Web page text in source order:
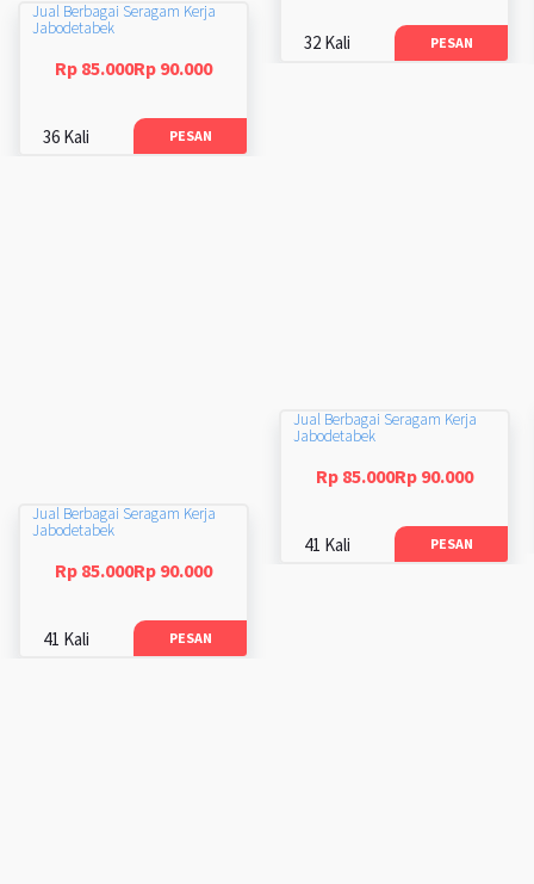
32 Kali PESAN
Jual Berbagai Seragam Kerja
Jabodetabek
Rp 85.000Rp 90.000
36 Kali PESAN
Jual Berbagai Seragam Kerja
Jabodetabek
Rp 85.000Rp 90.000
41 Kali PESAN
Jual Berbagai Seragam Kerja
Jabodetabek
Rp 85.000Rp 90.000
41 Kali PESAN